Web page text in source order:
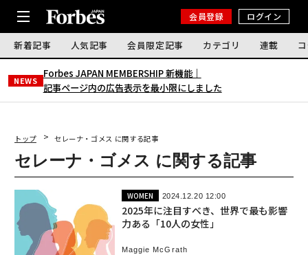
会員登録 ログイン
新着記事 人気記事 会員限定記事 カテゴリ 連載
NEWS
Forbes JAPAN MEMBERSHIP 新機能｜
記事ページ内の広告表示を最小限にしました
トップ セレーナ・ゴメス に関する記事
セレーナ・ゴメス に関する記事
WOMEN 2024.12.20 12:00
2025年に注目すべき、世界で最も影響
力ある「10人の女性」
Maggie McGrath